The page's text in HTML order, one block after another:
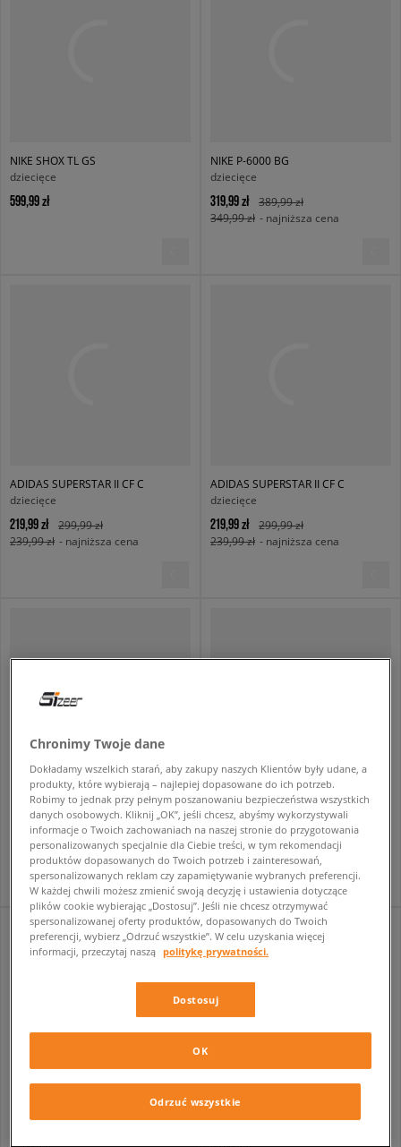
NIKE SHOX TL GS
dziecięce
599,99 zł
NIKE P-6000 BG
dziecięce
319,99 zł
389,99 zł
349,99 zł - najniższa cena
ADIDAS SUPERSTAR II CF C
dziecięce
219,99 zł
299,99 zł
239,99 zł - najniższa cena
ADIDAS SUPERSTAR II CF C
dziecięce
219,99 zł
299,99 zł
239,99 zł - najniższa cena
ADIDAS HANDBALL SPEZIAL J
dziecięce
399,99 zł
JORDAN AIR 1 LOW GS
dziecięce
419,99 zł
NIKE AIR FORCE 1
Chronimy Twoje dane
Dokładamy wszelkich starań, aby zakupy naszych Klientów były udane, a
produkty, które wybierają – najlepiej dopasowane do ich potrzeb.
Robimy to jednak przy pełnym poszanowaniu bezpieczeństwa wszystkich
danych osobowych. Kliknij „OK”, jeśli chcesz, abyśmy wykorzystywali
informacje o Twoich zachowaniach na naszej stronie do przygotowania
personalizowanych specjalnie dla Ciebie treści, w tym rekomendacji
produktów dopasowanych do Twoich potrzeb i zainteresowań,
spersonalizowanych reklam czy zapamiętywanie wybranych preferencji.
W każdej chwili możesz zmienić swoją decyzję i ustawienia dotyczące
plików cookie wybierając „Dostosuj”. Jeśli nie chcesz otrzymywać
spersonalizowanej oferty produktów, dopasowanych do Twoich
preferencji, wybierz „Odrzuć wszystkie”. W celu uzyskania więcej
informacji, przeczytaj naszą politykę prywatności.
Dostosuj
Odrzuć wszystkie
OK